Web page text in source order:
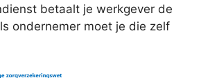
betaalt je werkgever de
ondernemer moet je die zelf